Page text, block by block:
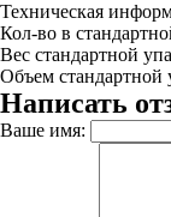
Техническая
Кол-во в
Вес стандартной
Объем стандартной
Написать
Ваше имя: